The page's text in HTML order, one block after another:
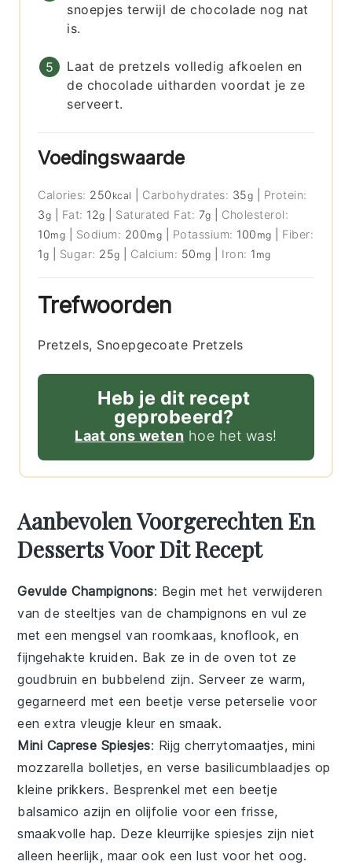
snoepjes terwijl de chocolade nog nat
is.
Laat de pretzels volledig afkoelen en
de chocolade uitharden voordat je ze
serveert.
Voedingswaarde
Calories: 250 kcal Carbohydrates: 35g
Protein:
3g Fat: 12g Saturated Fat: 7g
Cholesterol:
10mg Sodium: 200mg Potassium: 100 mg
Fiber:
1g Sugar: 25g Calcium: 50 mg Iron: 1 mg
Trefwoorden
Pretzels, Snoepgecoate Pretzels
Heb je dit recept
geprobeerd?
Laat ons weten hoe het was!
Aanbevolen Voorgerechten En
Desserts Voor Dit Recept
Gevulde Champignons: Begin met het verwijderen
van de steeltjes van dechampignons en vul ze
met een mengsel vanroomkaas,knoflook, en
fijngehaktekruiden. Bak ze in de oven tot ze
goudbruin en bubbelend zijn. Serveer ze warm,
gegarneerd met een beetje versepeterselie voor
een extra vleugje kleur en smaak.
Mini Caprese Spiesjes: Rijgcherrytomaatjes, mini
mozzarella bolletjes, en verse basilicumblaadjes op
kleine prikkers. Besprenkel met een beetje
balsamico azijn en olijfolie voor een frisse,
smaakvolle hap. Deze kleurrijke spiesjes zijn niet
alleen heerlijk, maar ook een lust voor het oog.